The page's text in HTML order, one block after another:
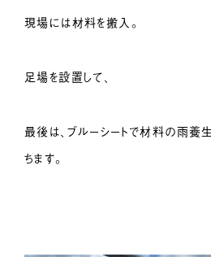
現場には材料を搬入。
足場を設置して、
最後は、ブルーシートで材料の雨養
ちます。